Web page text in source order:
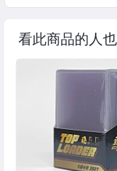
看此商品的人